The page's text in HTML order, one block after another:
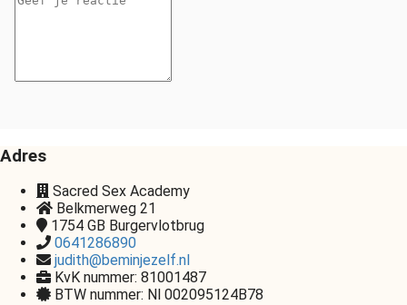
Adres
Sacred Sex Academy
Belkmerweg 21
1754 GB Burgervlotbrug
0641286890
judith@beminjezelf.nl
KvK nummer: 81001487
BTW nummer: Nl 002095124B78